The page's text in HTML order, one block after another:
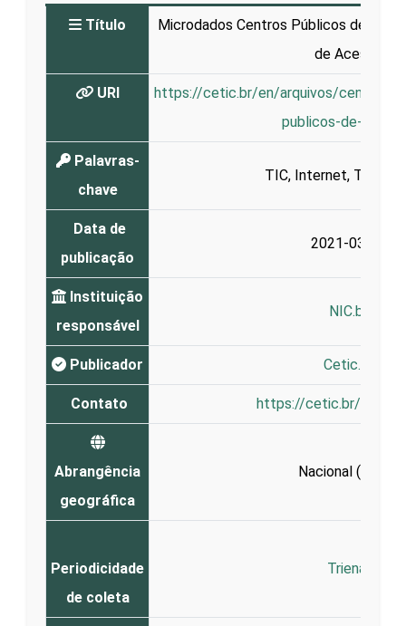
Título
Microdados Centros Públicos de
de Acesso
URI
https://cetic.br/en/arquivos/
publicos-de-
Palavras-
chave
TIC, Internet,
Data de
publicação
2021-03-03
Instituição
responsável
NIC.br
Publicador Cetic.br
Contato https://cetic.br/en/
Abrangência
geográfica
Nacional (Brasil
Periodicidade
de coleta
Trienal